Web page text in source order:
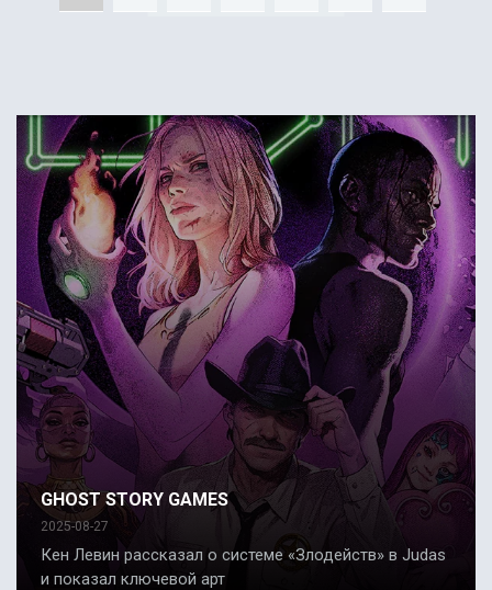
GHOST STORY GAMES
2025-08-27
Кен Левин рассказал о системе «Злодейств» в Judas
и показал ключевой арт